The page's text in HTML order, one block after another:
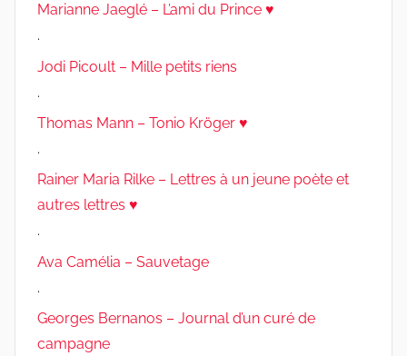
Marianne Jaeglé – L’ami du Prince ♥
.
Jodi Picoult – Mille petits riens
.
Thomas Mann – Tonio Kröger ♥
.
Rainer Maria Rilke – Lettres à un jeune poète et
autres lettres ♥
.
Ava Camélia – Sauvetage
.
Georges Bernanos – Journal d’un curé de
campagne